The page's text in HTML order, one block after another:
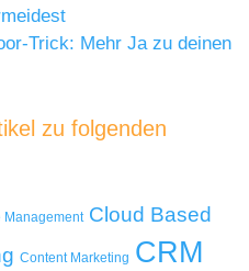
Trick: Mehr Ja zu deinen
zu folgenden
Management Cloud Based
Content Marketing CRM